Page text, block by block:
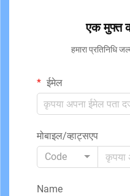
एक मुफ्त
हमारा प्रतिनिधि
ईमेल
मोबाइल/व्हाट्सएप
Code
Name